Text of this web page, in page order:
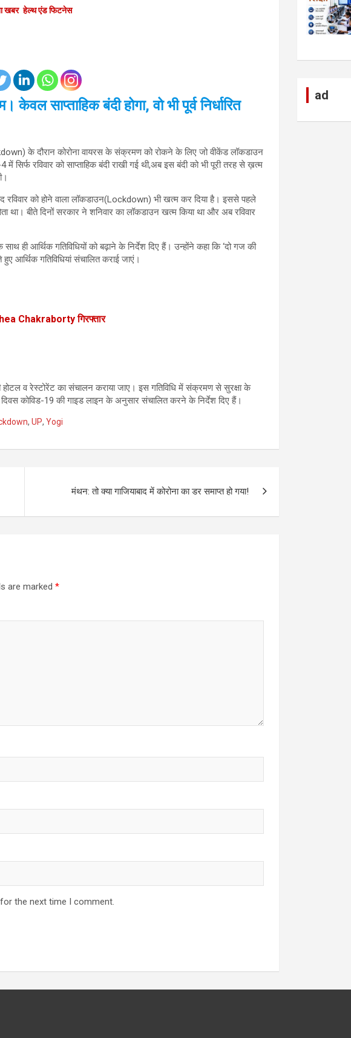
खबर हेल्थ एंड फिटनेस
साप्ताहिक बंदी होगा, वो भी पूर्व निर्धारित
के दौरान कोरोना वायरस के संक्रमण को रोकने के लिए जो वीकेंड लॉकडाउन
रविवार को साप्ताहिक बंदी राखी गई थी,अब इस बंदी को भी पूरी तरह से ख़त्म
रविवार को होने वाला लॉकडाउन(Lockdown) भी खत्म कर दिया है। इससे पहले
था। बीते दिनों सरकार ने शनिवार का लॉकडाउन खत्म किया था और अब रविवार
ही आर्थिक गतिविधियों को बढ़ाने के निर्देश दिए हैं। उन्होंने कहा कि ‘दो गज की
आर्थिक गतिविधियां संचालित कराई जाएं।
Chakraborty गिरफ्तार
व रेस्टोरेंट का संचालन कराया जाए। इस गतिविधि में संक्रमण से सुरक्षा के
कोविड-19 की गाइड लाइन के अनुसार संचालित करने के निर्देश दिए हैं।
, UP, Yogi
मंथन: तो क्या गाजियाबाद में कोरोना का डर समाप्त हो गया!
are marked *
the next time I comment.
ad